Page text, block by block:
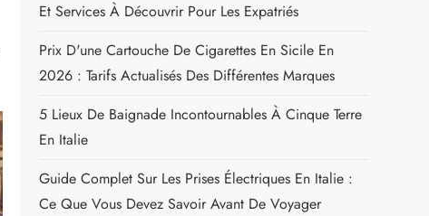
Et Services À Découvrir Pour Les Expatriés
Prix D'une Cartouche De Cigarettes En Sicile En
2026 : Tarifs Actualisés Des Différentes Marques
5 Lieux De Baignade Incontournables À Cinque Terre
En Italie
Guide Complet Sur Les Prises Électriques En Italie :
Ce Que Vous Devez Savoir Avant De Voyager